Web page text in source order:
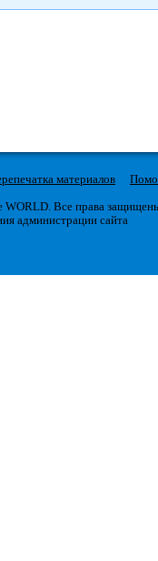
материалов
WORLD. Все права
администрации сайта